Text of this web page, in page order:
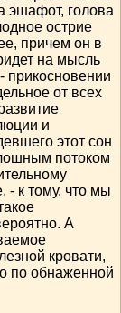
эшафот, голова
острие
причем он в
на мысль
прикосновении
от всех
и
этот сон
потоком
- к тому, что мы
А
кровати,
по обнаженной